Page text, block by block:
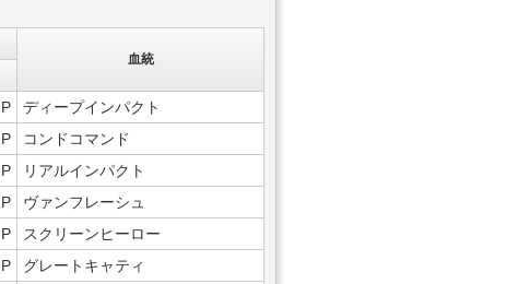
血統
ディープインパクト
コンドコマンド
リアルインパクト
ヴァンフレーシュ
スクリーンヒーロー
グレートキャティ